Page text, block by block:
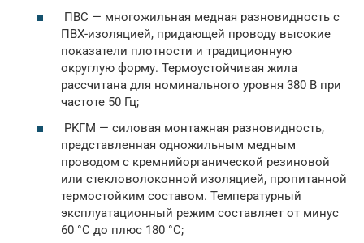
ПBC — многожильная медная разновидность с
ПBX-изоляцией, придающей проводу высокие
показатели плотности и традиционную
округлую форму. Термоустойчивая жила
рассчитана для номинального уровня 380 В при
частоте 50 Гц;
PKГM — силовая монтажная разновидность,
представленная одножильным медным
проводом с кремнийорганической резиновой
или стекловолоконной изоляцией, пропитанной
термостойким составом. Температурный
эксплуатационный режим составляет от минус
60 °C до плюс 180 °C;